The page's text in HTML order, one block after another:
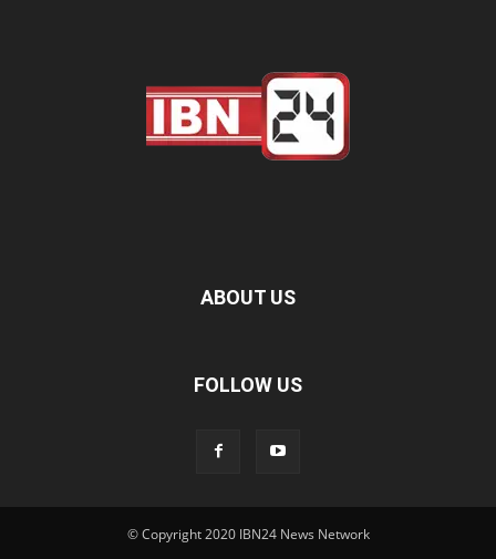
ABOUT US
FOLLOW US
© Copyright 2020 IBN24 News Network